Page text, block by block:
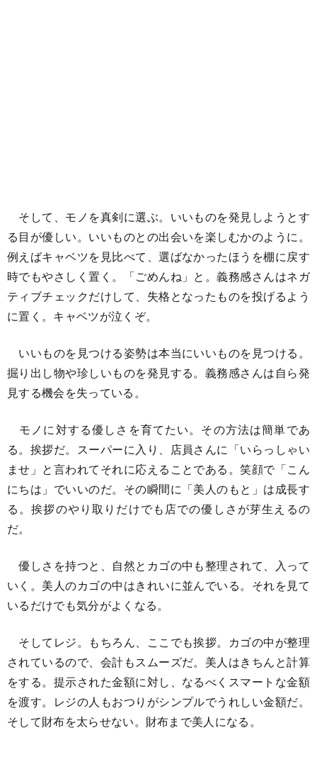
そして、モノを真剣に選ぶ。いいものを発見しようとす
る目が優しい。いいものとの出会いを楽しむかのように。
例えばキャベツを見比べて、選ばなかったほうを棚に戻す
時でもやさしく置く。「ごめんね」と。義務感さんはネガ
ティブチェックだけして、失格となったものを投げるよう
に置く。キャベツが泣くぞ。
いいものを見つける姿勢は本当にいいものを見つける。
掘り出し物や珍しいものを発見する。義務感さんは自ら発
見する機会を失っている。
モノに対する優しさを育てたい。その方法は簡単であ
る。挨拶だ。スーパーに入り、店員さんに「いらっしゃい
ませ」と言われてそれに応えることである。笑顔で「こん
にちは」でいいのだ。その瞬間に「美人のもと」は成長す
る。挨拶のやり取りだけでも店での優しさが芽生えるの
だ。
優しさを持つと、自然とカゴの中も整理されて、入って
いく。美人のカゴの中はきれいに並んでいる。それを見て
いるだけでも気分がよくなる。
そしてレジ。もちろん、ここでも挨拶。カゴの中が整理
されているので、会計もスムーズだ。美人はきちんと計算
をする。提示された金額に対し、なるべくスマートな金額
を渡す。レジの人もおつりがシンプルでうれしい金額だ。
そして財布を太らせない。財布まで美人になる。